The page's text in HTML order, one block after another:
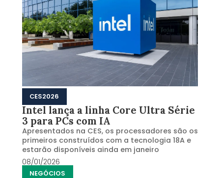
CES2026
Intel lança a linha Core Ultra Série
3 para PCs com IA
Apresentados na CES, os processadores são os
primeiros construídos com a tecnologia 18A e
estarão disponíveis ainda em janeiro
08/01/2026
NEGÓCIOS